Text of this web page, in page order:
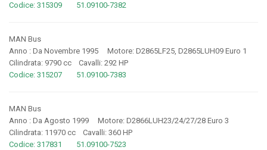
Codice: 315309 51.09100-7382
MAN Bus
Anno : Da Novembre 1995 Motore: D2865LF25, D2865LUH09 Euro 1
Cilindrata: 9790 cc Cavalli: 292 HP
Codice: 315207 51.09100-7383
MAN Bus
Anno : Da Agosto 1999 Motore: D2866LUH23/24/27/28 Euro 3
Cilindrata: 11970 cc Cavalli: 360 HP
Codice: 317831 51.09100-7523